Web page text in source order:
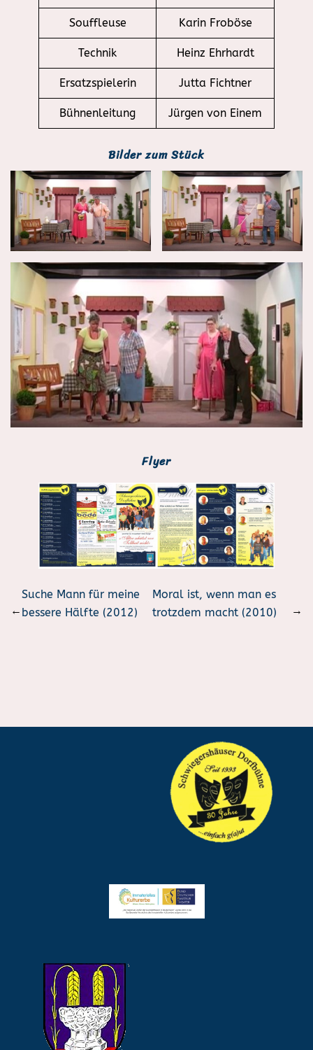
Souffleuse Karin Froböse
Technik Heinz Ehrhardt
Ersatzspielerin Jutta Fichtner
Bühnenleitung Jürgen von Einem
Bilder zum Stück
Flyer
←
Suche Mann für meine
bessere Hälfte (2012)
Moral ist, wenn man es
trotzdem macht (2010)
→